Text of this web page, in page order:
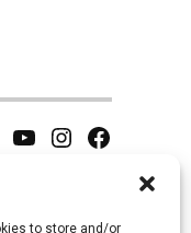
to store and/or
YouTubeInstagram
Facebook